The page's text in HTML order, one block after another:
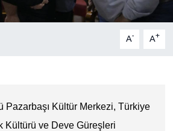
A- A+
Pazarbaşı Kültür Merkezi, Türkiye
Kültürü ve Deve Güreşleri